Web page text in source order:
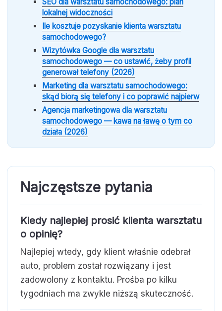
SEO dla warsztatu samochodowego: plan
lokalnej widoczności
Ile kosztuje pozyskanie klienta warsztatu
samochodowego?
Wizytówka Google dla warsztatu
samochodowego — co ustawić, żeby profil
generował telefony (2026)
Marketing dla warsztatu samochodowego:
skąd biorą się telefony i co poprawić najpierw
Agencja marketingowa dla warsztatu
samochodowego — kawa na ławę o tym co
działa (2026)
Najczęstsze pytania
Kiedy najlepiej prosić klienta warsztatu
o opinię?
Najlepiej wtedy, gdy klient właśnie odebrał
auto, problem został rozwiązany i jest
zadowolony z kontaktu. Prośba po kilku
tygodniach ma zwykle niższą skuteczność.